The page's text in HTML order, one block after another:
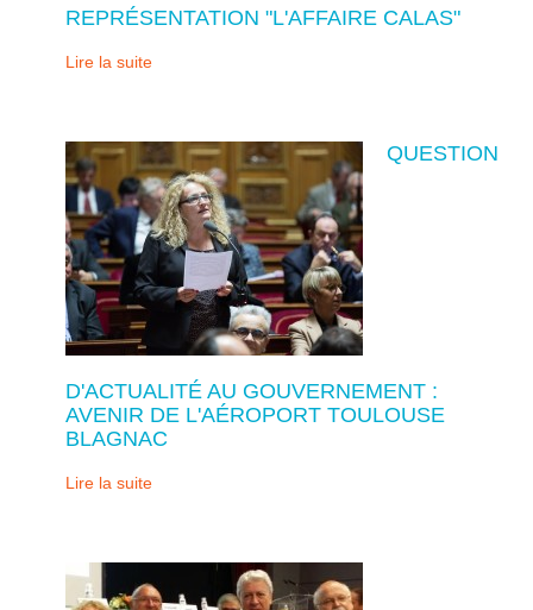
REPRÉSENTATION "L'AFFAIRE CALAS"
Lire la suite
QUESTION
D'ACTUALITÉ AU GOUVERNEMENT :
AVENIR DE L'AÉROPORT TOULOUSE
BLAGNAC
Lire la suite